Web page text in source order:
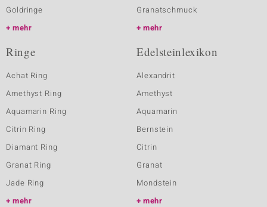
Goldringe
mehr
Granatschmuck
mehr
Ringe
Achat Ring
Amethyst Ring
Aquamarin Ring
Citrin Ring
Diamant Ring
Granat Ring
Jade Ring
mehr
Edelsteinlexikon
Alexandrit
Amethyst
Aquamarin
Bernstein
Citrin
Granat
Mondstein
mehr